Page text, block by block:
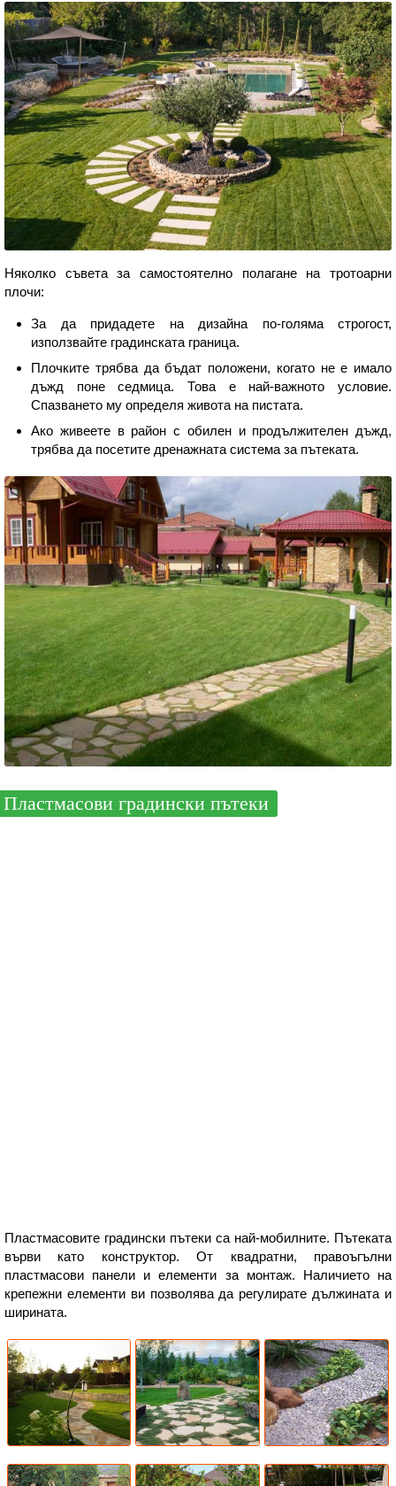
Няколко съвета за самостоятелно полагане на тротоарни
плочи:
За да придадете на дизайна по-голяма строгост,
използвайте градинската граница.
Плочките трябва да бъдат положени, когато не е имало
дъжд поне седмица. Това е най-важното условие.
Спазването му определя живота на пистата.
Ако живеете в район с обилен и продължителен дъжд,
трябва да посетите дренажната система за пътеката.
Пластмасови градински пътеки
Пластмасовите градински пътеки са най-мобилните. Пътеката
върви като конструктор. От квадратни, правоъгълни
пластмасови панели и елементи за монтаж. Наличието на
крепежни елементи ви позволява да регулирате дължината и
ширината.